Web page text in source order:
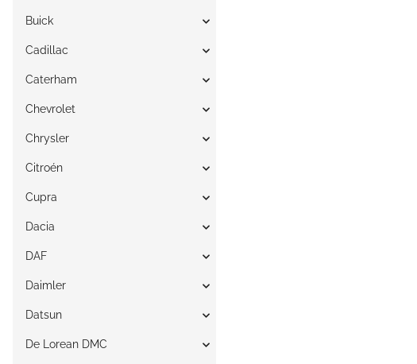
Buick
Cadillac
Caterham
Chevrolet
Chrysler
Citroén
Cupra
Dacia
DAF
Daimler
Datsun
De Lorean DMC